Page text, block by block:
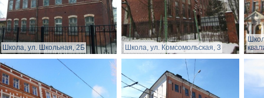
Школа, ул. Школьная, 2Б Школа, ул. Комсомольская, 3